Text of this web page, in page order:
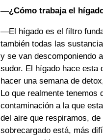
—¿Cómo trabaja el
—El hígado es el filtro
también todas las
y se van descomponiendo
sudor. El hígado hace esta
hacer una semana de
Lo que realmente
contaminación a la que
del aire que respiramos,
sobrecargado está, más